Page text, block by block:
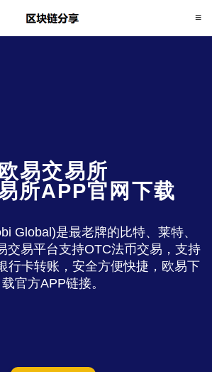
欧易交易所
所APP官网下载
Global)是最老牌的比特、莱特、
交易平台支持OTC法币交易，支持
行卡转账，安全方便快捷，欧易下
载官方APP链接。